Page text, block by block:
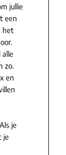
jullie
een
het
alle
zo.
en
je
je